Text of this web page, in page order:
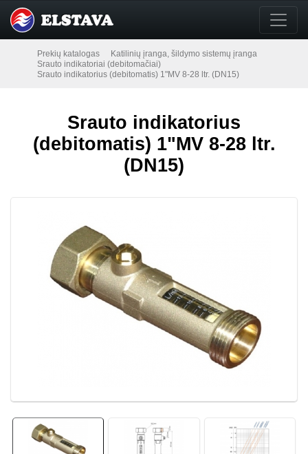
Prekių katalogas
Katilinių įranga, šildymo sistemų įranga
Srauto indikatoriai (debitomačiai)
Srauto indikatorius (debitomatis) 1"MV 8-28 ltr. (DN15)
Srauto indikatorius
(debitomatis) 1"MV 8-28 ltr.
(DN15)